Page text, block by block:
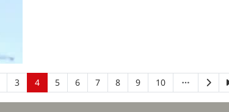
3 4 5 6 7 8 9 10